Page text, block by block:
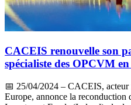
CACEIS renouvelle son
spécialiste des OPCVM
📅 25/04/2024 – CACEIS, acteur
Europe, annonce la reconduction